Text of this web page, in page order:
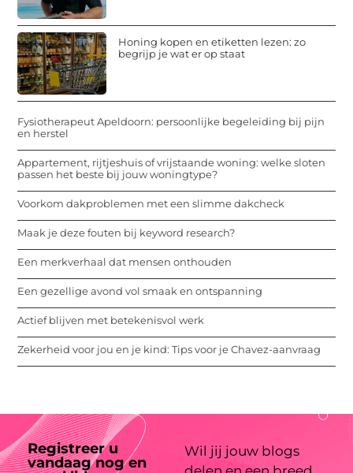
Honing kopen en etiketten lezen: zo
begrijp je wat er op staat
Fysiotherapeut Apeldoorn: persoonlijke begeleiding bij pijn
en herstel
Appartement, rijtjeshuis of vrijstaande woning: welke sloten
passen het beste bij jouw woningtype?
Voorkom dakproblemen met een slimme dakcheck
Maak je deze fouten bij keyword research?
Een merkverhaal dat mensen onthouden
Een gezellige avond vol smaak en ontspanning
Actief blijven met betekenisvol werk
Zekerheid voor jou en je kind: Tips voor je Chavez-aanvraag
Registreer u
vandaag nog en
Wil jij jouw blogs